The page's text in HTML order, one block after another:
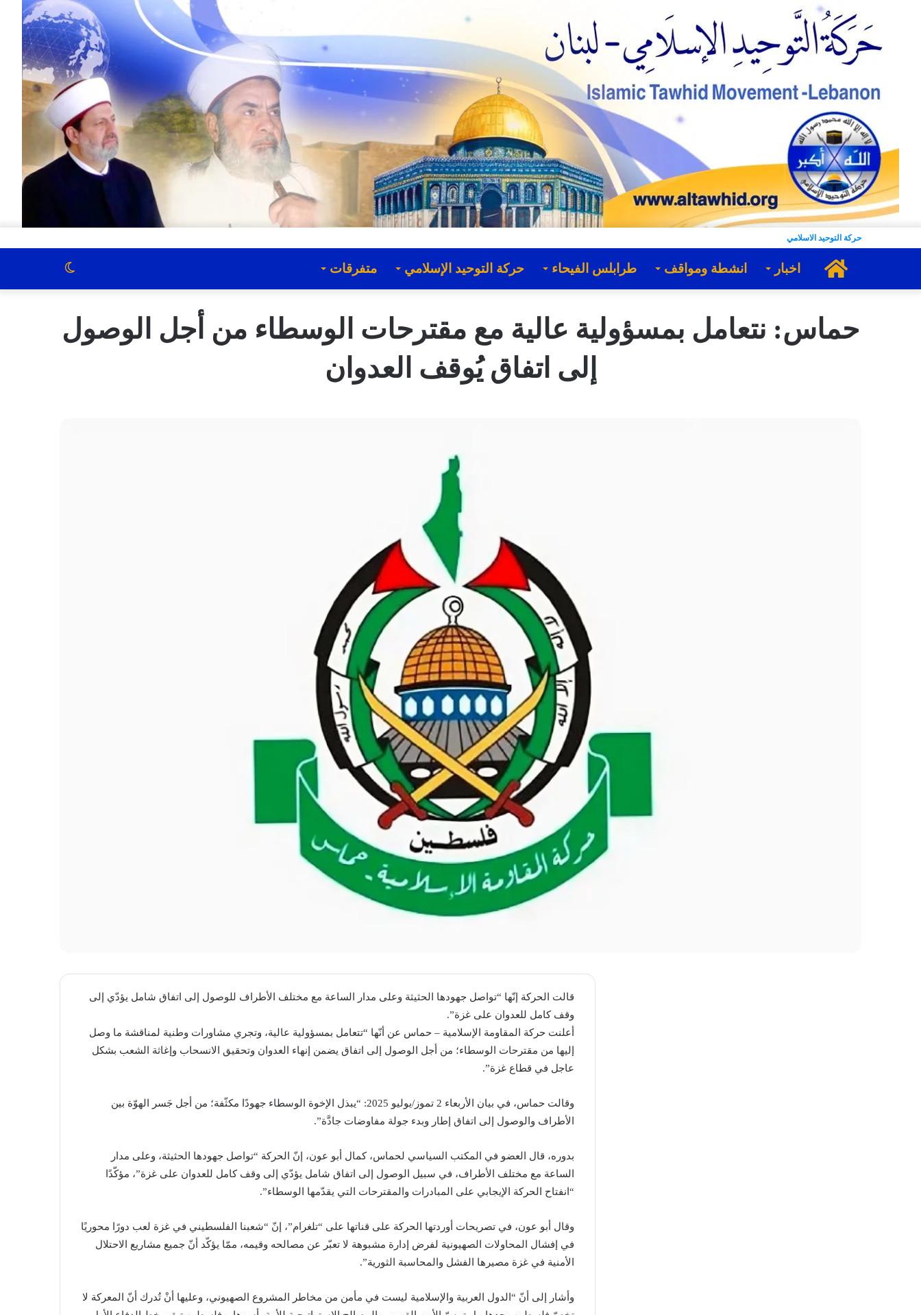
حركة التوحيد الاسلامي
الرئيسية
اخبار انشطة ومواقف طرابلس الفيحاء حركة التوحيد الإسلامي متفرقات الوضع
حماس: نتعامل بمسؤولية عالية مع مقترحات الوسطاء من أجل الوصول
إلى اتفاق يُوقف العدوان
قالت الحركة إنّها “تواصل جهودها الحثيثة وعلى مدار الساعة مع مختلف الأطراف للوصول إلى اتفاق شامل يؤدّي إلى
وقف كامل للعدوان على غزة”.
أعلنت حركة المقاومة الإسلامية – حماس عن أنّها “تتعامل بمسؤولية عالية، وتجري مشاورات وطنية لمناقشة ما وصل
إليها من مقترحات الوسطاء؛ من أجل الوصول إلى اتفاق يضمن إنهاء العدوان وتحقيق الانسحاب وإغاثة الشعب بشكل
عاجل في قطاع غزة”.
وقالت حماس، في بيان الأربعاء 2 تموز/يوليو 2025: “يبذل الإخوة الوسطاء جهودًا مكثّفة؛ من أجل جَسر الهوّة بين
الأطراف والوصول إلى اتفاق إطار وبدء جولة مفاوضات جادَّة”.
بدوره، قال العضو في المكتب السياسي لحماس، كمال أبو عون، إنّ الحركة “تواصل جهودها الحثيثة، وعلى مدار
الساعة مع مختلف الأطراف، في سبيل الوصول إلى اتفاق شامل يؤدّي إلى وقف كامل للعدوان على غزة”، مؤكّدًا
“انفتاح الحركة الإيجابي على المبادرات والمقترحات التي يقدّمها الوسطاء”.
وقال أبو عون، في تصريحات أوردتها الحركة على قناتها على “تلغرام”، إنّ “شعبنا الفلسطيني في غزة لعب دورًا محوريًا
في إفشال المحاولات الصهيونية لفرض إدارة مشبوهة لا تعبّر عن مصالحه وقيمه، ممّا يؤكّد أنّ جميع مشاريع الاحتلال
الأمنية في غزة مصيرها الفشل والمحاسبة الثورية”.
وأشار إلى أنّ “الدول العربية والإسلامية ليست في مأمن من مخاطر المشروع الصهيوني، وعليها أنْ تُدرك أنّ المعركة لا